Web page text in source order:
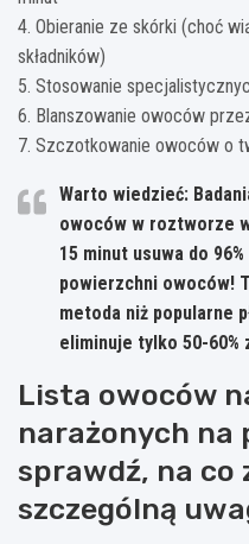
4. Obieranie ze skórki (choć
składników)
5. Stosowanie
6. Blanszowanie owoców
7. Szczotkowanie owoców o
Warto wiedzieć:
owoców w roztworze
15 minut usuwa do
powierzchni owoców!
metoda niż popularne
eliminuje tylko 50-60%
Lista owoców
narażonych na
sprawdź, na co
szczególną